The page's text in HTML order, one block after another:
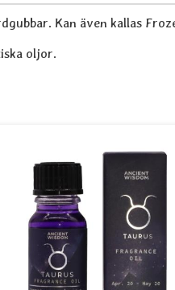
Kan även kallas
oljor.
favorit Markera